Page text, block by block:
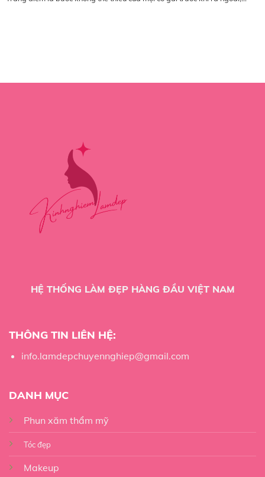
HỆ THỐNG LÀM ĐẸP HÀNG ĐẦU VIỆT NAM
THÔNG TIN LIÊN HỆ:
info.lamdepchuyennghiep@gmail.com
DANH MỤC
Phun xăm thẩm mỹ
Tóc đẹp
Makeup